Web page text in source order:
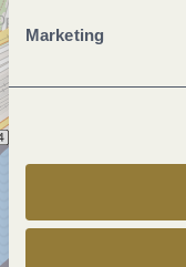
Marketing